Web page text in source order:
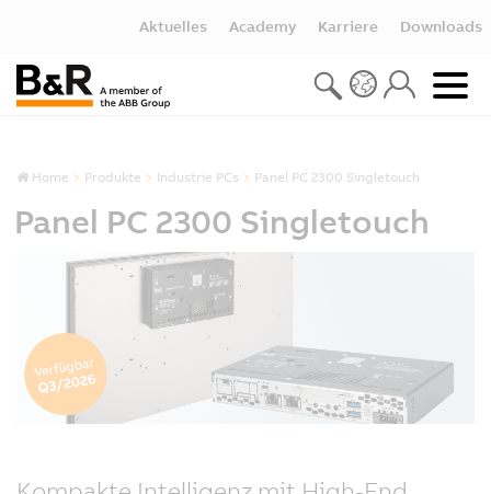
Aktuelles Academy Karriere Downloads
Home Produkte Industrie PCs Panel PC 2300 Singletouch
Panel PC 2300 Singletouch